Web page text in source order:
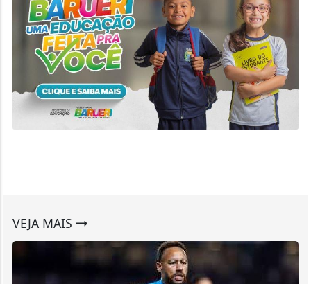
VEJA MAIS